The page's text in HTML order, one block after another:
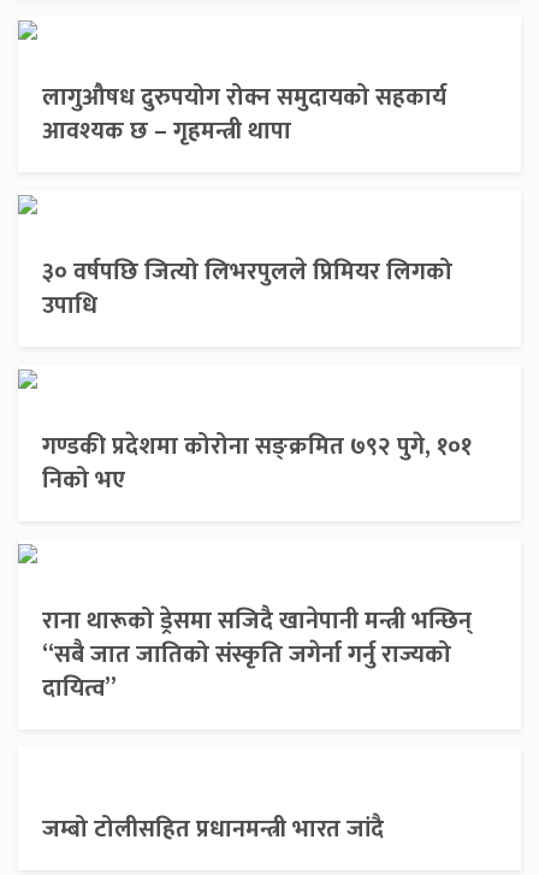
लागुऔषध दुरुपयोग रोक्न समुदायको सहकार्य
आवश्यक छ – गृहमन्त्री थापा
३० वर्षपछि जित्यो लिभरपुलले प्रिमियर लिगको
उपाधि
गण्डकी प्रदेशमा कोरोना सङ्क्रमित ७९२ पुगे, १०१
निको भए
राना थारूको ड्रेसमा सजिदै खानेपानी मन्त्री भन्छिन्
“सबै जात जातिको संस्कृति जगेर्ना गर्नु राज्यको
दायित्व”
जम्बो टोलीसहित प्रधानमन्त्री भारत जांदै